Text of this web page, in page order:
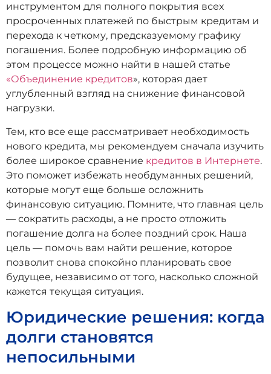
инструментом для полного покрытия всех
просроченных платежей по быстрым кредитам и
перехода к четкому, предсказуемому графику
погашения. Более подробную информацию об
этом процессе можно найти в нашей статье
«Объединение кредитов», которая дает
углубленный взгляд на снижение финансовой
нагрузки.
Тем, кто все еще рассматривает необходимость
нового кредита, мы рекомендуем сначала изучить
более широкое сравнение кредитов в Интернете.
Это поможет избежать необдуманных решений,
которые могут еще больше осложнить
финансовую ситуацию. Помните, что главная цель
— сократить расходы, а не просто отложить
погашение долга на более поздний срок. Наша
цель — помочь вам найти решение, которое
позволит снова спокойно планировать свое
будущее, независимо от того, насколько сложной
кажется текущая ситуация.
Юридические решения: когда
долги становятся
непосильными